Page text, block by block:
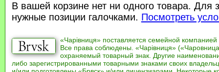
В вашей корзине нет ни одного товара. Для
нужные позиции галочками. Посмотреть
«Чарівниця» поставляется семейной компанией
Все права соблюдены. «Чарівниця»
охраняемый товарный знак. Другие
либо зарегистрированными товарными знаками своих